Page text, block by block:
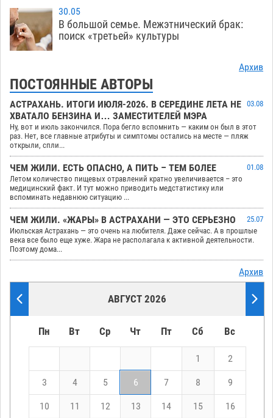
30.05
В большой семье. Межэтнический брак:
поиск «третьей» культуры
Архив
ПОСТОЯННЫЕ АВТОРЫ
АСТРАХАНЬ. ИТОГИ ИЮЛЯ-2026. В СЕРЕДИНЕ ЛЕТА НЕ
ХВАТАЛО БЕНЗИНА И… ЗАМЕСТИТЕЛЕЙ МЭРА
03.08
Ну, вот и июль закончился. Пора бегло вспомнить — каким он был в этот
раз. Нет, все главные атрибуты и симптомы остались на месте — пляж
открыли, спли...
ЧЕМ ЖИЛИ. ЕСТЬ ОПАСНО, А ПИТЬ – ТЕМ БОЛЕЕ
01.08
Летом количество пищевых отравлений кратно увеличивается – это
медицинский факт. И тут можно приводить медстатистику или
вспоминать недавнюю ситуацию ...
ЧЕМ ЖИЛИ. «ЖАРЫ» В АСТРАХАНИ — ЭТО СЕРЬЕЗНО
25.07
Июльская Астрахань — это очень на любителя. Даже сейчас. А в прошлые
века все было еще хуже. Жара не располагала к активной деятельности.
Поэтому дома...
Архив
АВГУСТ 2026
Пн Вт Ср Чт Пт Сб Вс
1 2
3 4 5 6 7 8 9
10 11 12 13 14 15 16